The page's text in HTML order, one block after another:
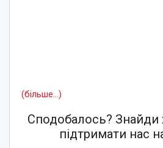
(більше…)
Сподобалось? Знайди
підтримати нас